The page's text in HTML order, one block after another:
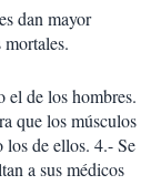
dan mayor
el de los hombres.
que los músculos
de ellos. 4.- Se
a sus médicos